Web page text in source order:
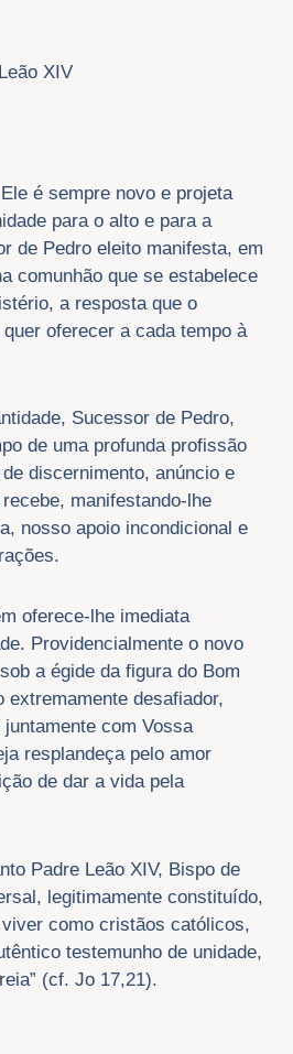
XIV
é sempre novo e projeta
para o alto e para a
de Pedro eleito manifesta, em
comunhão que se estabelece
a resposta que o
oferecer a cada tempo à
Sucessor de Pedro,
de uma profunda profissão
discernimento, anúncio e
manifestando-lhe
nosso apoio incondicional e
oferece-lhe imediata
Providencialmente o novo
a égide da figura do Bom
extremamente desafiador,
com Vossa
resplandeça pelo amor
de dar a vida pela
Padre Leão XIV, Bispo de
legitimamente constituído,
como cristãos católicos,
testemunho de unidade,
(cf. Jo 17,21).